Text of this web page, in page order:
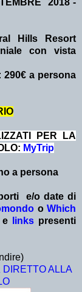
2018 -
Hills Resort
con vista
290€ a persona
PER LA
MyTrip
a persona
e/o date di
o Which
e links presenti
DIRETTO ALLA